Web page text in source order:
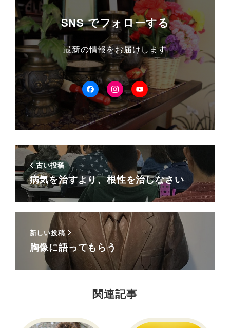
SNS でフォローする
最新の情報をお届けします
facebookInstagramYouTube
古い投稿
病気を治すより、根性を治しなさい
新しい投稿
胸像に語ってもらう
関連記事